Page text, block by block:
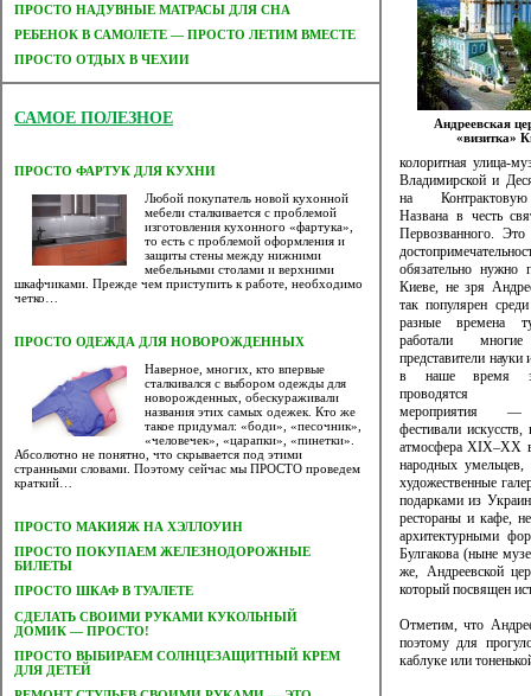
ПРОСТО НАДУВНЫЕ МАТРАСЫ ДЛЯ СНА
РЕБЕНОК В САМОЛЕТЕ — ПРОСТО ЛЕТИМ ВМЕСТЕ
ПРОСТО ОТДЫХ В ЧЕХИИ
САМОЕ ПОЛЕЗНОЕ
ПРОСТО ФАРТУК ДЛЯ КУХНИ
Любой покупатель новой кухонной
мебели сталкивается с проблемой
изготовления кухонного «фартука»,
то есть с проблемой оформления и
защиты стены между нижними
мебельными столами и верхними
шкафчиками. Прежде чем приступить к работе, необходимо
четко…
ПРОСТО ОДЕЖДА ДЛЯ НОВОРОЖДЕННЫХ
Наверное, многих, кто впервые
сталкивался с выбором одежды для
новорожденных, обескураживали
названия этих самых одежек. Кто же
такое придумал: «боди», «песочник»,
«человечек», «царапки», «пинетки».
Абсолютно не понятно, что скрывается под этими
странными словами. Поэтому сейчас мы ПРОСТО проведем
краткий…
ПРОСТО МАКИЯЖ НА ХЭЛЛОУИН
ПРОСТО ПОКУПАЕМ ЖЕЛЕЗНОДОРОЖНЫЕ
БИЛЕТЫ
ПРОСТО ШКАФ В ТУАЛЕТЕ
CДЕЛАТЬ СВОИМИ РУКАМИ КУКОЛЬНЫЙ
ДОМИК — ПРОСТО!
ПРОСТО ВЫБИРАЕМ СОЛНЦЕЗАЩИТНЫЙ КРЕМ
ДЛЯ ДЕТЕЙ
Андреевская
«визитка»
колоритная улица-
Владимирской и
на
Названа в честь
Первозванного.
обязательно нужно
Киеве, не зря
так популярен
разные времена
работали многие
представители науки
в наше время
проводятся
мероприятия —
фестивали
атмосфера XIX–XX
народных
художественные
подарками из
рестораны и кафе,
архитектурными
Булгакова (ныне
же, Андреевской
который посвящен
Отметим, что
поэтому для
каблуке или